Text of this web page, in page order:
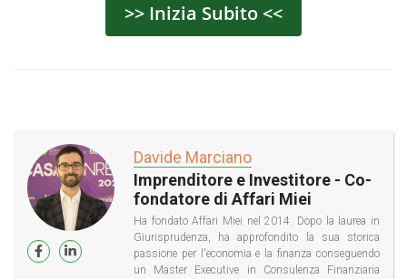
>> Inizia Subito <<
Davide Marciano
Imprenditore e Investitore - Co-
fondatore di Affari Miei
Ha fondato Affari Miei nel 2014. Dopo la laurea in
Giurisprudenza, ha approfondito la sua storica
passione per l'economia e la finanza conseguendo
un Master Executive in Consulenza Finanziaria